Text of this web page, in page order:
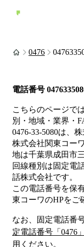
0476
電話番号
こちらのページでは
別・地域・業界・
0476-33-5080は、 株
株式会社関東コー
地は千葉県成田市
回線種別は固定電
話株式会社です。
この電話番号を保
東コーワのHPをご
なお、固定電話番
定電話番号「 0476
用ください。